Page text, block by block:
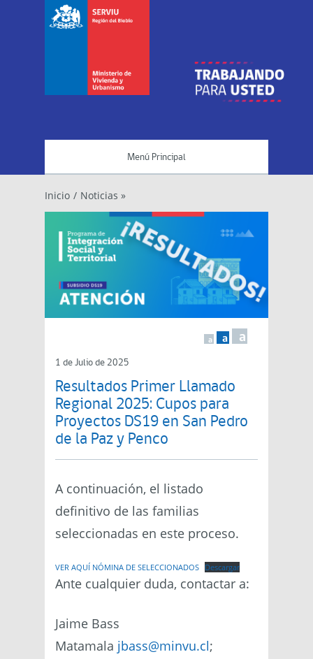
Menú Principal
Inicio / Noticias »
a a a
1 de Julio de 2025
Resultados Primer Llamado
Regional 2025: Cupos para
Proyectos DS19 en San Pedro
de la Paz y Penco
A continuación, el listado
definitivo de las familias
seleccionadas en este proceso.
VER AQUÍ NÓMINA DE SELECCIONADOS Descargar
Ante cualquier duda, contactar a:
Jaime Bass
Matamala jbass@minvu.cl;